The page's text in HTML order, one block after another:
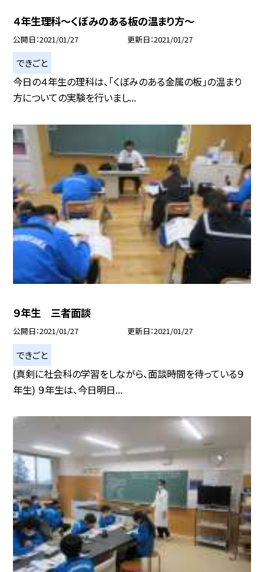
４年生理科〜くぼみのある板の温まり方〜
公開日 2021/01/27 更新日 2021/01/27
できごと
今日の４年生の理科は、「くぼみのある金属の板」の温まり
方についての実験を行いまし...
９年生 三者面談
公開日 2021/01/27 更新日 2021/01/27
できごと
(真剣に社会科の学習をしながら、面談時間を待っている９
年生) ９年生は、今日明日...